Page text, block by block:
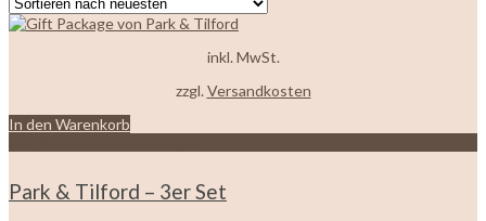
inkl. MwSt.
zzgl. Versandkosten
In den Warenkorb
Park & Tilford – 3er Set